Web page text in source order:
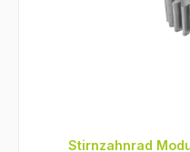
Stirnzahnrad